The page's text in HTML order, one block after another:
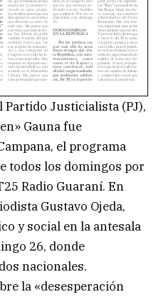
Justicialista (PJ),
Gauna fue
el programa
todos los domingos por
Radio Guaraní. En
Gustavo Ojeda,
y social en la antesala
26, donde
nacionales.
la «desesperación